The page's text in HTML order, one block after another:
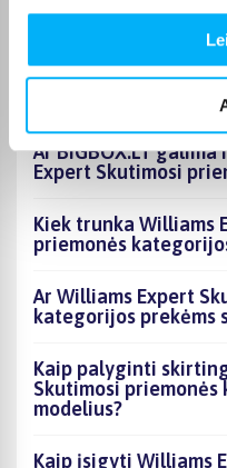
priemonės
Ar BIGBOX.LT
Expert Skutimosi
Kiek trunka Williams
priemonės
Ar Williams Expert
kategorijos prekėms
Kaip palyginti
Skutimosi
modelius?
Kaip įsigyti Williams